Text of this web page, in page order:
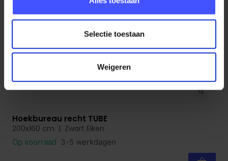
Selectie toestaan
Weigeren
Bekijk product
Hoekbureau recht TUBE
200x160 cm | Zwart Eiken
Op voorraad 3-5 werkdagen